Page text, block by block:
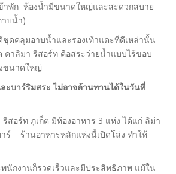
ข้าพัก ห้องน้ำมีขนาดใหญ่และสะดวกสบาย
าบน้ำ)
คลุมอาบน้ำและรองเท้าแตะที่ดีเหล่านั้น
คาลิมา รีสอร์ท คือสระว่ายน้ำแบบไร้ขอบ
ขนาดใหญ่
ะบาร์ริมสระ ไม่อาจต้านทานได้ในวันที่
อร์ท ภูเก็ต มีห้องอาหาร 3 แห่ง ได้แก่ ลิม่า
ร์ ร้านอาหารหลักแห่งนี้เปิดโล่ง ทำให้
กงานก็รวดเร็วและมีประสิทธิภาพ แม้ใน